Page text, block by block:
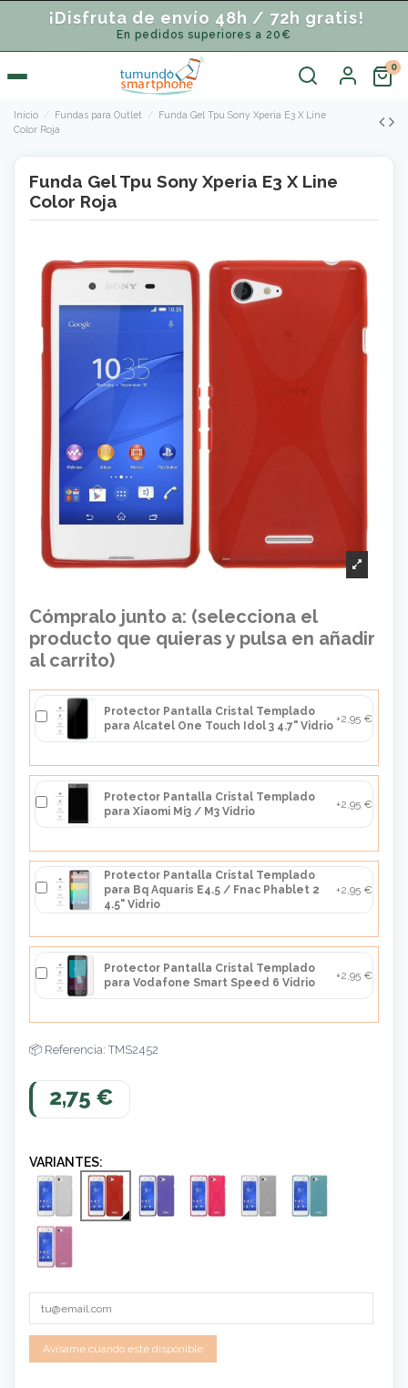
¡Disfruta de envío 48h / 72h gratis!
En pedidos superiores a 20€
Inicio Fundas para Outlet
Funda Gel Tpu Sony Xperia E3 X Line
Color Roja
Funda Gel Tpu Sony Xperia E3 X Line
Color Roja
Cómpralo junto a: (selecciona el
producto que quieras y pulsa en añadir
al carrito)
Protector Pantalla Cristal Templado
para Alcatel One Touch Idol 3 4.7" Vidrio
+2,95 €
Protector Pantalla Cristal Templado
para Xiaomi Mi3 / M3 Vidrio
+2,95 €
Protector Pantalla Cristal Templado
para Bq Aquaris E4.5 / Fnac Phablet 2
4.5" Vidrio
+2,95 €
Protector Pantalla Cristal Templado
para Vodafone Smart Speed 6 Vidrio
+2,95 €
Referencia: TMS2452
2,75 €
VARIANTES: